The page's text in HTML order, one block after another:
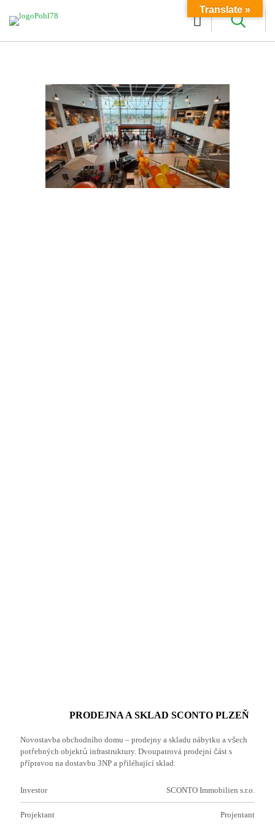
PRODEJNA A SKLAD SCONTO PLZEŇ
Novostavba obchodního domu – prodejny a skladu nábytku a všech
potřebných objektů infrastruktury. Dvoupatrová prodejní část s
přípravou na dostavbu 3NP a přiléhající sklad.
Investor SCONTO Immobilien s.r.o.
Projektant Projentant
Translate »